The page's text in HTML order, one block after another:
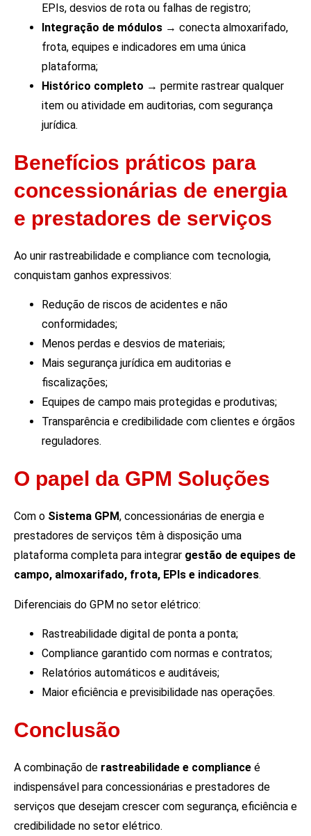
EPIs, desvios de rota ou falhas de registro;
Integração de módulos → conecta almoxarifado,
frota, equipes e indicadores em uma única
plataforma;
Histórico completo → permite rastrear qualquer
item ou atividade em auditorias, com segurança
jurídica.
Benefícios práticos para
concessionárias de energia
e prestadores de serviços
Ao unir rastreabilidade e compliance com tecnologia,
conquistam ganhos expressivos:
Redução de riscos de acidentes e não
conformidades;
Menos perdas e desvios de materiais;
Mais segurança jurídica em auditorias e
fiscalizações;
Equipes de campo mais protegidas e produtivas;
Transparência e credibilidade com clientes e órgãos
reguladores.
O papel da GPM Soluções
Com o Sistema GPM, concessionárias de energia e
prestadores de serviços têm à disposição uma
plataforma completa para integrar gestão de equipes de
campo, almoxarifado, frota, EPIs e indicadores.
Diferenciais do GPM no setor elétrico:
Rastreabilidade digital de ponta a ponta;
Compliance garantido com normas e contratos;
Relatórios automáticos e auditáveis;
Maior eficiência e previsibilidade nas operações.
Conclusão
A combinação de rastreabilidade e compliance é
indispensável para concessionárias e prestadores de
serviços que desejam crescer com segurança, eficiência e
credibilidade no setor elétrico.